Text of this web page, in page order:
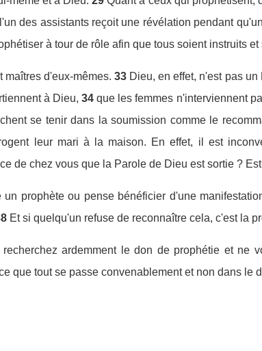
des assistants reçoit une révélation pendant
à tour de rôle afin que tous soient instruits
maîtres d'eux-mêmes. 33 Dieu, en effet, n'est pas
à Dieu, 34 que les femmes n'interviennent
se tenir dans la soumission comme le
leur mari à la maison. En effet, il est
de chez vous que la Parole de Dieu est sortie ?
un prophète ou pense bénéficier d'une
Et si quelqu'un refuse de reconnaître cela, c'est la
recherchez ardemment le don de prophétie et
que tout se passe convenablement et non dans le